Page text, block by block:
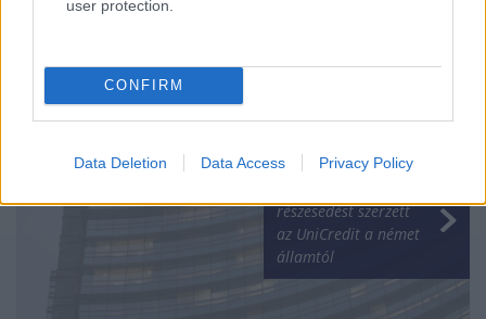
user protection.
CONFIRM
Data Deletion Data Access Privacy Policy
fegyverekkel fogunk
részesedést szerzett
az UniCredit a német
államtól